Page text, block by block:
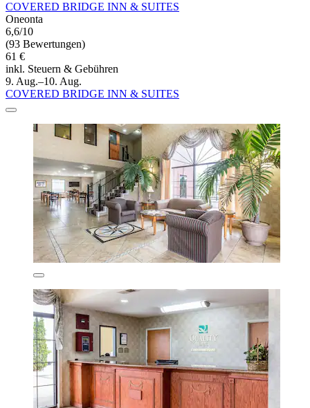
COVERED BRIDGE INN & SUITES
Oneonta
6,6/10
(93 Bewertungen)
61 €
inkl. Steuern & Gebühren
9. Aug.–10. Aug.
COVERED BRIDGE INN & SUITES